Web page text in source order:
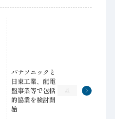
パナソニックと
日東工業、配電
盤事業等で包括
的協業を検討開
始